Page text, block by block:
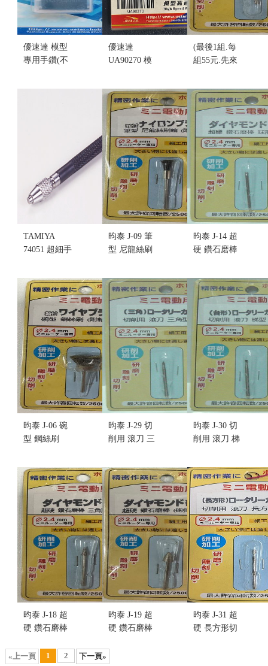
優速達 模型
專用手鑽(不
優速達
UA90270 模
組
1.6~3.2mm
(17入) (不挑
盒況)
售價:200
(最後1組.每
組55元.先來
J-17 超硬 鑽
石磨棒 三角
形 (細) (不挑
盒況)
售價:0
TAMIYA
74051 超細手
(0.1~1mm)
(不挑盒況)
售價:260
昀泰 J-09 筆
型 尼龍絲刷
挑盒況)
售價:55
昀泰 J-14 超
硬 鑽石磨棒
售價:55
昀泰 J-06 碗
型 鋼絲刷
盒況)
售價:70
昀泰 J-29 切
削用 滾刀 三
挑盒況)
售價:70
昀泰 J-30 切
削用 滾刀 梯
況)
售價:70
昀泰 J-18 超
硬 鑽石磨棒
(不挑盒況)
昀泰 J-19 超
硬 鑽石磨棒
昀泰 J-31 超
硬 長方形切
«上一頁 1 2 下一頁»